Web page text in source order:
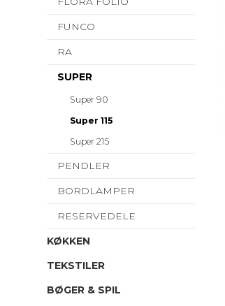
FUNCO
RA
SUPER
Super 90
Super 115
Super 215
PENDLER
BORDLAMPER
RESERVEDELE
KØKKEN
TEKSTILER
BØGER & SPIL